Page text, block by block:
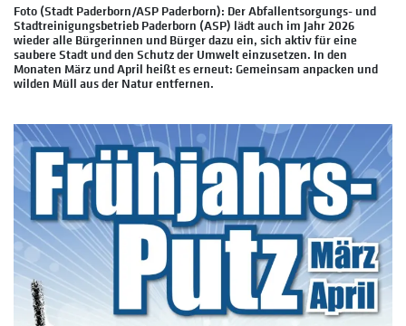
Foto (Stadt Paderborn/ASP Paderborn): Der Abfallentsorgungs- und
Stadtreinigungsbetrieb Paderborn (ASP) lädt auch im Jahr 2026
wieder alle Bürgerinnen und Bürger dazu ein, sich aktiv für eine
saubere Stadt und den Schutz der Umwelt einzusetzen. In den
Monaten März und April heißt es erneut: Gemeinsam anpacken und
wilden Müll aus der Natur entfernen.